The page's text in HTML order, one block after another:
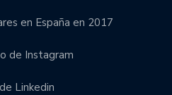
en España en 2017
de Instagram
Linkedin